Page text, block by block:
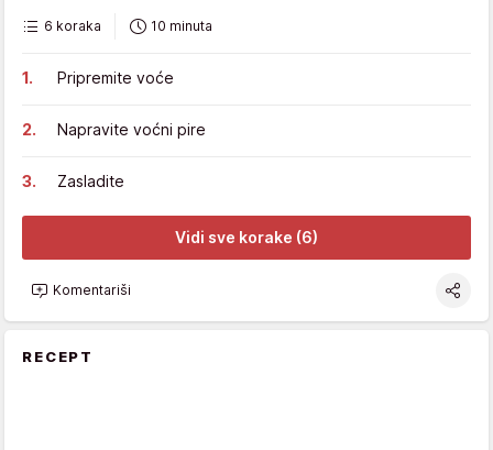
6 koraka 10 minuta
Pripremite voće
Napravite voćni pire
Zasladite
Vidi sve korake (6)
Komentariši
RECEPT